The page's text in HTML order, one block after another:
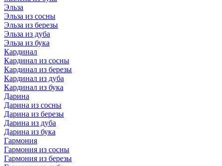
Эльза
Эльза из сосны
Эльза из березы
Эльза из дуба
Эльза из бука
Кардинал
Кардинал из сосны
Кардинал из березы
Кардинал из дуба
Кардинал из бука
Дарина
Дарина из сосны
Дарина из березы
Дарина из дуба
Дарина из бука
Гармония
Гармония из сосны
Гармония из березы